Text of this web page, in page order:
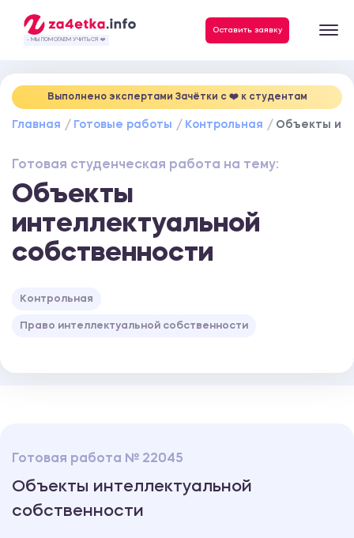
- МЫ ПОМОГАЕМ УЧИТЬСЯ ❤️
Оставить заявку
Выполнено экспертами Зачётки c ❤️ к студентам
Главная Готовые работы Контрольная Объекты
Готовая студенческая работа на тему:
Объекты
интеллектуальной
собственности
Контрольная
Право интеллектуальной собственности
Готовая работа № 22045
Объекты интеллектуальной
собственности